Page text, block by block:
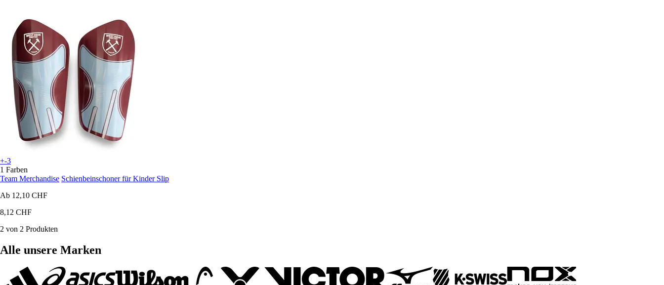
+-3
1 Farben
Team Merchandise Schienbeinschoner für Kinder Slip
Ab 12,10 CHF
8,12 CHF
2 von 2 Produkten
Alle unsere Marken